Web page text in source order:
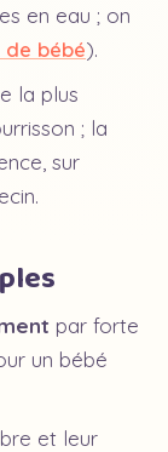
en eau ; on
bébé).
la plus
; la
sur
par forte
un bébé
et leur